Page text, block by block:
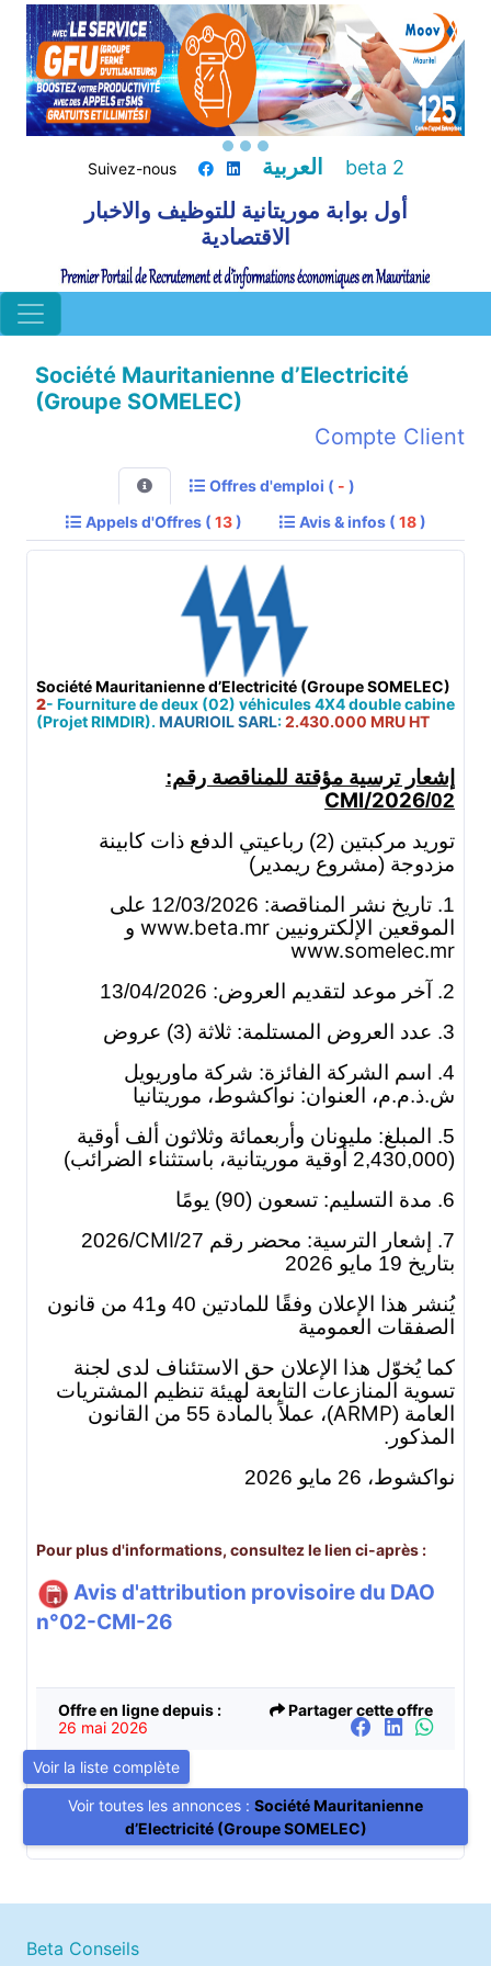
Suivez-nous العربية beta 2
أول بوابة موريتانية للتوظيف والاخبار
الاقتصادية
Société Mauritanienne d’Electricité
(Groupe SOMELEC)
Compte Client
Offres d'emploi ( - )
Appels d'Offres ( 13) Avis & infos ( 18)
Société Mauritanienne d’Electricité (Groupe SOMELEC)
2- Fourniture de deux (02) véhicules 4X4 double cabine
(Projet RIMDIR). MAURIOIL SARL:2.430.000 MRU HT
إشعار ترسية مؤقتة للمناقصة رقم:
02/
CMI/2026
توريد مركبتين (2) رباعيتي الدفع ذات كابينة
مزدوجة (مشروع ريمدير)
1. تاريخ نشر المناقصة: 12/03/2026 على
الموقعين الإلكترونيين www.beta.mr و
www.somelec.mr
2. آخر موعد لتقديم العروض: 13/04/2026
3. عدد العروض المستلمة: ثلاثة (3) عروض
4. اسم الشركة الفائزة: شركة ماوريويل
ش.ذ.م.م، العنوان: نواكشوط، موريتانيا
5. المبلغ: مليونان وأربعمائة وثلاثون ألف أوقية
(2,430,000 أوقية موريتانية، باستثناء الضرائب)
6. مدة التسليم: تسعون (90) يومًا
7. إشعار الترسية: محضر رقم 27/
CMI
/2026
بتاريخ 19 مايو 2026
يُنشر هذا الإعلان وفقًا للمادتين 40 و41 من قانون
الصفقات العمومية
كما يُخوّل هذا الإعلان حق الاستئناف لدى لجنة
تسوية المنازعات التابعة لهيئة تنظيم المشتريات
العامة (ARMP
)، عملاً بالمادة 55 من القانون
المذكور.
نواكشوط، 26 مايو 2026
Pour plus d'informations, consultez le lien ci-après :
Avis d'attribution provisoire du DAO
n°02-CMI-26
Offre en ligne depuis :
26 mai 2026
Partager cette offre
Voir la liste complète
Voir toutes les annonces : Société Mauritanienne
d’Electricité (Groupe SOMELEC)
Beta Conseils